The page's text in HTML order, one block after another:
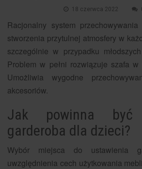
18 czerwca 2022
Racjonalny system
stworzenia przytulnej atmosfery w
szczególnie w przypadku
Problem w pełni rozwiązuje szafa
Umożliwia wygodne
akcesoriów.
Jak powinna być
garderoba dla dzieci?
Wybór miejsca do ustawienia
uwzględnienia cech użytkowania